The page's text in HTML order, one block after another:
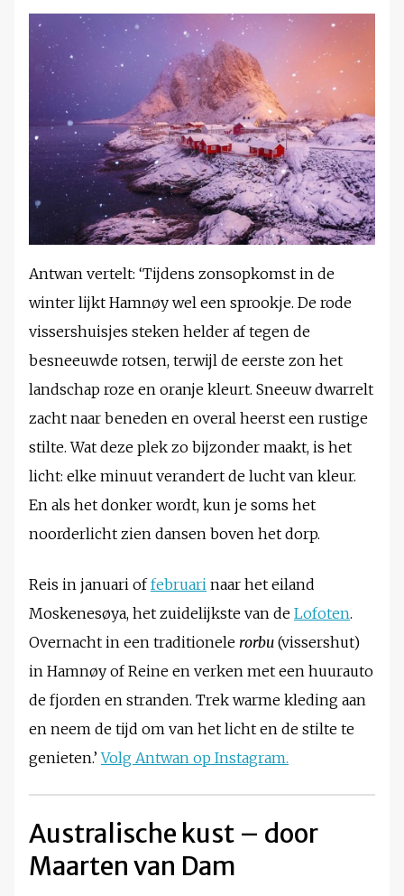
Antwan vertelt: ‘Tijdens zonsopkomst in de
winter lijkt Hamnøy wel een sprookje. De rode
vissershuisjes steken helder af tegen de
besneeuwde rotsen, terwijl de eerste zon het
landschap roze en oranje kleurt. Sneeuw dwarrelt
zacht naar beneden en overal heerst een rustige
stilte. Wat deze plek zo bijzonder maakt, is het
licht: elke minuut verandert de lucht van kleur.
En als het donker wordt, kun je soms het
noorderlicht zien dansen boven het dorp.
Reis in januari offebruari naar het eiland
Moskenesøya, het zuidelijkste van de Lofoten.
Overnacht in een traditionele rorbu (vissershut)
in Hamnøy of Reine en verken met een huurauto
de fjorden en stranden. Trek warme kleding aan
en neem de tijd om van het licht en de stilte te
genieten.’Volg Antwan op Instagram.
Australische kust – door
Maarten van Dam